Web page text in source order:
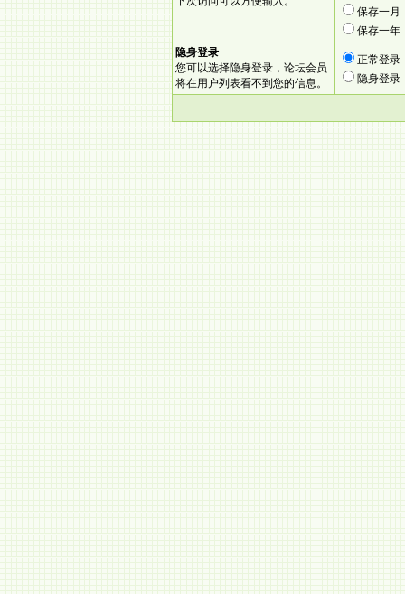
保存一月
保存一年
隐身登录
您可以选择隐身登录，论坛会员
将在用户列表看不到您的信息。
正常登录
隐身登录